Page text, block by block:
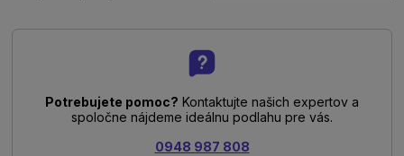
Potrebujete pomoc? Kontaktujte našich expertov a
spoločne nájdeme ideálnu podlahu pre vás.
0948 987 808